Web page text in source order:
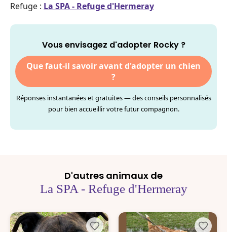
Refuge : La SPA - Refuge d'Hermeray
Vous envisagez d'adopter Rocky ?
Que faut-il savoir avant d'adopter un chien
?
Réponses instantanées et gratuites — des conseils personnalisés
pour bien accueillir votre futur compagnon.
D'autres animaux de
La SPA - Refuge d'Hermeray